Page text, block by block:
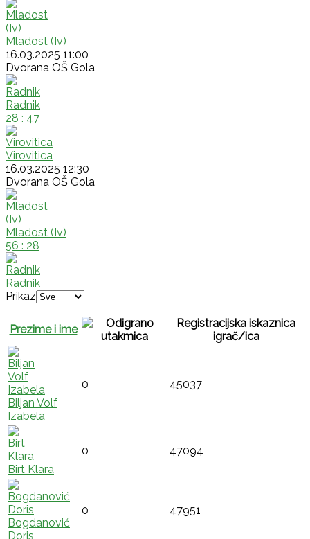
Mladost (Iv)
16.03.2025 11:00
Dvorana OŠ Gola
Radnik
28 : 47
Virovitica
16.03.2025 12:30
Dvorana OŠ Gola
Mladost (Iv)
56 : 28
Radnik
Prikaz
Prezime i ime
Registracijska iskaznica
igrač/ica
Biljan Volf
Izabela
0 45037
Birt Klara
0 47094
Bogdanović
Doris
0 47951